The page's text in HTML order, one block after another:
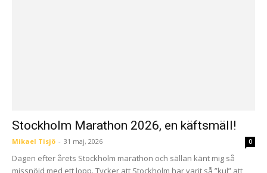
Stockholm Marathon 2026, en käftsmäll!
Mikael Tisjö - 31 maj, 2026 0
Dagen efter årets Stockholm marathon och sällan känt mig så
missnöjd med ett lopp. Tycker att Stockholm har varit så ”kul” att